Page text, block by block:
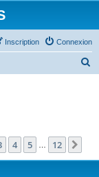
Connexion
Inscription
c
12 4 5 12